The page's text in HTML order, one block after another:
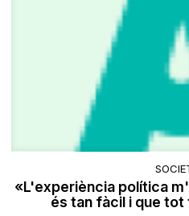
«L'experiència política
és tan fàcil i que tot